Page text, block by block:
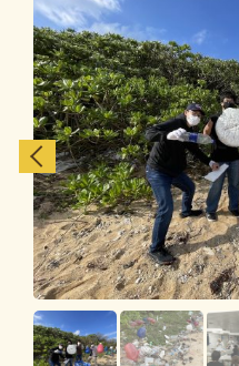
支援･イベント
学習資料
参加者の声
安全･安心
よくあるご質問